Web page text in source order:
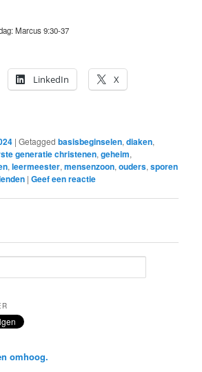
Marcus 9:30-37
LinkedIn X
|Getagged basisbeginselen,diaken,
generatie christenen,geheim,
,leermeester,mensenzoon,ouders,sporen
|Geef een reactie
omhoog.